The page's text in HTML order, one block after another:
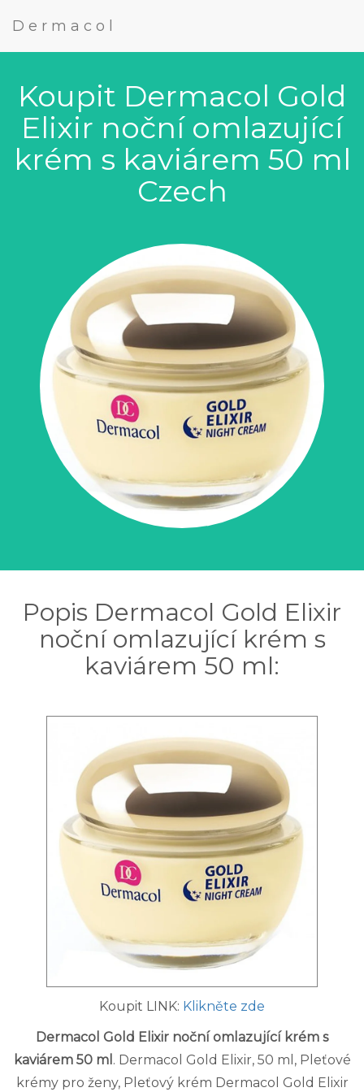
Dermacol
Koupit Dermacol Gold
Elixir noční omlazující
krém s kaviárem 50 ml
Czech
Popis Dermacol Gold Elixir
noční omlazující krém s
kaviárem 50 ml:
Koupit LINK: Klikněte zde
Dermacol Gold Elixir noční omlazující krém s
kaviárem 50 ml . Dermacol Gold Elixir, 50 ml, Pleťové
krémy pro ženy, Pleťový krém Dermacol Gold Elixir